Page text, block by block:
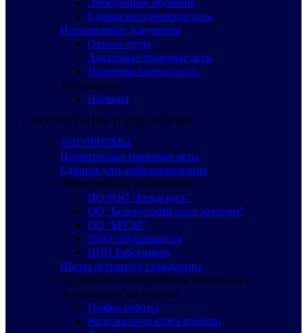
Электронное обучение
Единая методическая цель
Нормативные документы
Охрана труда
Локальные правовые акты
Пожарная безопасность
Достижения
Награды
ВОСПИТАНИЕ И ИДЕОЛОГИЯ
АЛГОРИТМЫ
Нормативные правовые акты
Единый день информирования
Общественные организации
ПО РОО “Белая русь”
ОО “Белорусский союз женщин”
ОО “БРСМ”
ППО Обучающихся
ППО Работников
Школа активного гражданина
Социально-педагогическая поддержка и
психологическая помощь
График работы
Региональная карта помощи